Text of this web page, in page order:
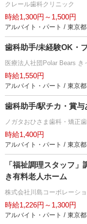
クレール歯科クリニック
時給1,300円～1,500円
アルバイト・パート / 東京都
歯科助手/未経験OK・
医療法人社団Polar Bears
時給1,550円
アルバイト・パート / 東京都
歯科助手/駅チカ・賞与
ノガタおひさま歯科・矯正
時給1,400円
アルバイト・パート / 東京都
「福祉調理スタッフ
き有料老人ホーム
株式会社川島コーポレーシ
時給1,226円～1,300円
アルバイト・パート / 東京都